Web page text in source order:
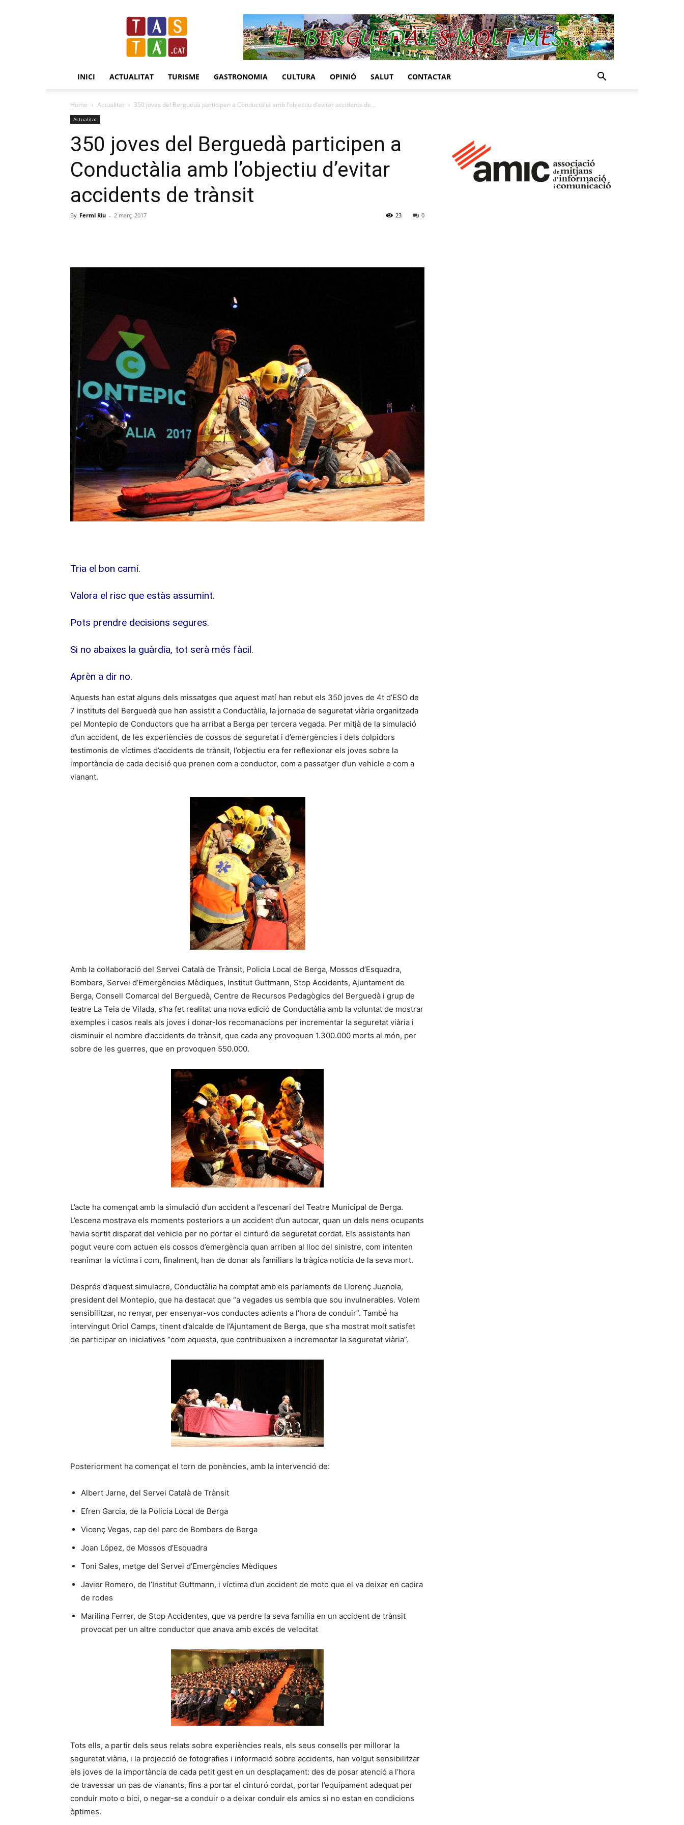
Revista
Tasta.cat
INICI ACTUALITAT TURISME GASTRONOMIA CULTURA OPINIÓ SALUT CONTACTAR
Home Actualitat 350 joves del Berguedà participen a Conductàlia amb l’objectiu d’evitar accidents de...
Actualitat
350 joves del Berguedà participen a
Conductàlia amb l’objectiu d’evitar
accidents de trànsit
By Fermi Riu - 2 març, 2017 0
23
Tria el bon camí.
Valora el risc que estàs assumint.
Pots prendre decisions segures.
Si no abaixes la guàrdia, tot serà més fàcil.
Aprèn a dir no.
Aquests han estat alguns dels missatges que aquest matí han rebut els 350 joves de 4t d’ESO de
7 instituts del Berguedà que han assistit a Conductàlia, la jornada de seguretat viària organitzada
pel Montepio de Conductors que ha arribat a Berga per tercera vegada. Per mitjà de la simulació
d’un accident, de les experiències de cossos de seguretat i d’emergències i dels colpidors
testimonis de víctimes d’accidents de trànsit, l’objectiu era fer reflexionar els joves sobre la
importància de cada decisió que prenen com a conductor, com a passatger d’un vehicle o com a
vianant.
Amb la col·laboració del Servei Català de Trànsit, Policia Local de Berga, Mossos d’Esquadra,
Bombers, Servei d’Emergències Mèdiques, Institut Guttmann, Stop Accidents, Ajuntament de
Berga, Consell Comarcal del Berguedà, Centre de Recursos Pedagògics del Berguedà i grup de
teatre La Teia de Vilada, s’ha fet realitat una nova edició de Conductàlia amb la voluntat de mostrar
exemples i casos reals als joves i donar-los recomanacions per incrementar la seguretat viària i
disminuir el nombre d’accidents de trànsit, que cada any provoquen 1.300.000 morts al món, per
sobre de les guerres, que en provoquen 550.000.
L’acte ha començat amb la simulació d’un accident a l’escenari del Teatre Municipal de Berga.
L’escena mostrava els moments posteriors a un accident d’un autocar, quan un dels nens ocupants
havia sortit disparat del vehicle per no portar el cinturó de seguretat cordat. Els assistents han
pogut veure com actuen els cossos d’emergència quan arriben al lloc del sinistre, com intenten
reanimar la víctima i com, finalment, han de donar als familiars la tràgica notícia de la seva mort.
Després d’aquest simulacre, Conductàlia ha comptat amb els parlaments de Llorenç Juanola,
president del Montepio, que ha destacat que “a vegades us sembla que sou invulnerables. Volem
sensibilitzar, no renyar, per ensenyar-vos conductes adients a l’hora de conduir”. També ha
intervingut Oriol Camps, tinent d’alcalde de l’Ajuntament de Berga, que s’ha mostrat molt satisfet
de participar en iniciatives “com aquesta, que contribueixen a incrementar la seguretat viària”.
Posteriorment ha començat el torn de ponències, amb la intervenció de:
Albert Jarne, del Servei Català de Trànsit
Efren Garcia, de la Policia Local de Berga
Vicenç Vegas, cap del parc de Bombers de Berga
Joan López, de Mossos d’Esquadra
Toni Sales, metge del Servei d’Emergències Mèdiques
Javier Romero, de l’Institut Guttmann, i víctima d’un accident de moto que el va deixar en cadira
de rodes
Marilina Ferrer, de Stop Accidentes, que va perdre la seva família en un accident de trànsit
provocat per un altre conductor que anava amb excés de velocitat
Tots ells, a partir dels seus relats sobre experiències reals, els seus consells per millorar la
seguretat viària, i la projecció de fotografies i informació sobre accidents, han volgut sensibilitzar
els joves de la importància de cada petit gest en un desplaçament: des de posar atenció a l’hora
de travessar un pas de vianants, fins a portar el cinturó cordat, portar l’equipament adequat per
conduir moto o bici, o negar-se a conduir o a deixar conduir els amics si no estan en condicions
òptimes.